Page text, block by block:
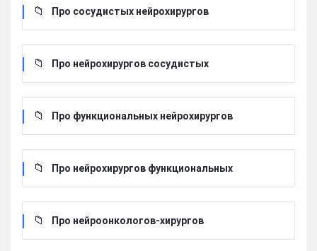
Про сосудистых нейрохирургов
Про нейрохирургов сосудистых
Про функциональных нейрохирургов
Про нейрохирургов функциональных
Про нейроонкологов-хирургов